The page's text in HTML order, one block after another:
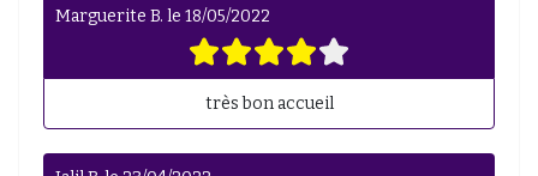
Marguerite B. le 18/05/2022
très bon accueil